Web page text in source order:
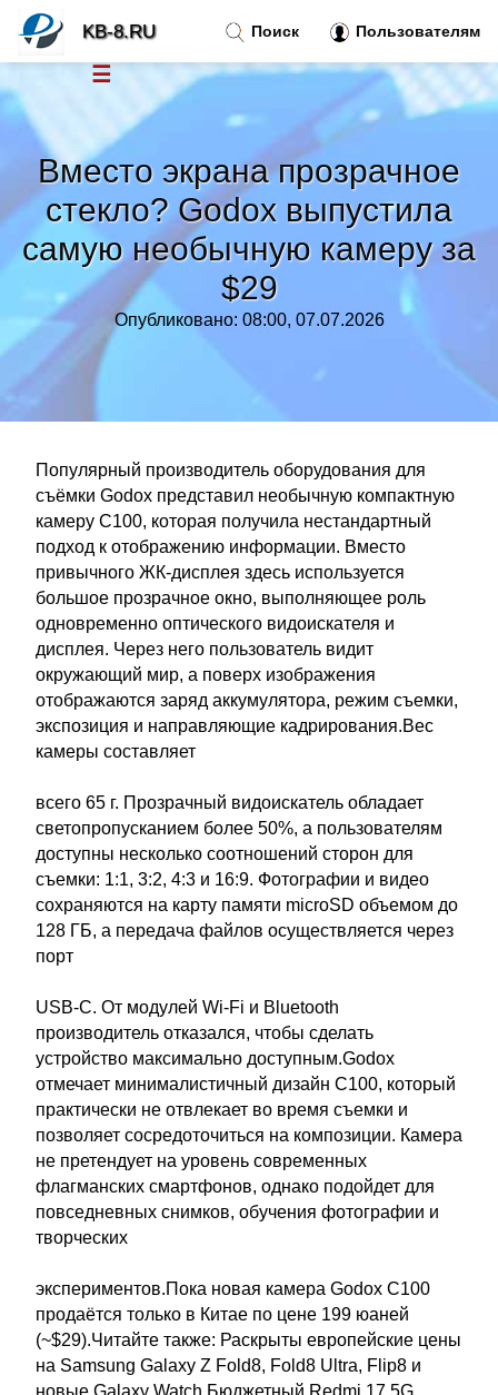
Вместо экрана прозрачное
стекло? Godox выпустила
самую необычную камеру за
$29
Опубликовано: 08:00, 07.07.2026
Популярный производитель оборудования для
съёмки Godox представил необычную компактную
камеру C100, которая получила нестандартный
подход к отображению информации. Вместо
привычного ЖК-дисплея здесь используется
большое прозрачное окно, выполняющее роль
одновременно оптического видоискателя и
дисплея. Через него пользователь видит
окружающий мир, а поверх изображения
отображаются заряд аккумулятора, режим съемки,
экспозиция и направляющие кадрирования.Вес
камеры составляет
всего 65 г. Прозрачный видоискатель обладает
светопропусканием более 50%, а пользователям
доступны несколько соотношений сторон для
съемки: 1:1, 3:2, 4:3 и 16:9. Фотографии и видео
сохраняются на карту памяти microSD объемом до
128 ГБ, а передача файлов осуществляется через
порт
USB-C. От модулей Wi-Fi и Bluetooth
производитель отказался, чтобы сделать
устройство максимально доступным.Godox
отмечает минималистичный дизайн C100, который
практически не отвлекает во время съемки и
позволяет сосредоточиться на композиции. Камера
не претендует на уровень современных
флагманских смартфонов, однако подойдет для
повседневных снимков, обучения фотографии и
творческих
экспериментов.Пока новая камера Godox C100
продаётся только в Китае по цене 199 юаней
(~$29).Читайте также: Раскрыты европейские цены
на Samsung Galaxy Z Fold8, Fold8 Ultra, Flip8 и
новые Galaxy Watch Бюджетный Redmi 17 5G
Поиск Пользователям
KB-8.RU
☰
Тренды новостей»
Рубрики»
Правила »